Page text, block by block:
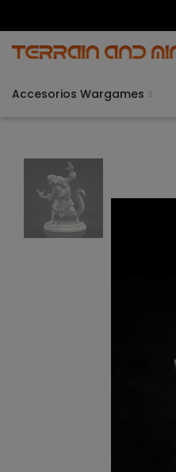
Accesorios Wargames